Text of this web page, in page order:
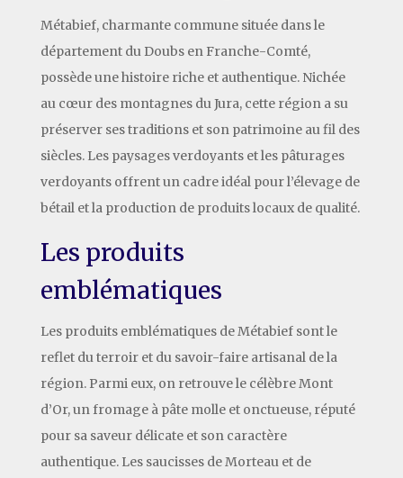
Métabief, charmante commune située dans le
département du Doubs en Franche-Comté,
possède une histoire riche et authentique. Nichée
au cœur des montagnes du Jura, cette région a su
préserver ses traditions et son patrimoine au fil des
siècles. Les paysages verdoyants et les pâturages
verdoyants offrent un cadre idéal pour l’élevage de
bétail et la production de produits locaux de qualité.
Les produits
emblématiques
Les produits emblématiques de Métabief sont le
reflet du terroir et du savoir-faire artisanal de la
région. Parmi eux, on retrouve le célèbre Mont
d’Or, un fromage à pâte molle et onctueuse, réputé
pour sa saveur délicate et son caractère
authentique. Les saucisses de Morteau et de